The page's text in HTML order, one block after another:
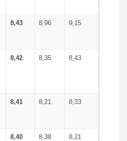
8,43 8,96 9,15
8,42 8,35 8,43
8,41 8,21 8,33
8,40 8,38 8,21